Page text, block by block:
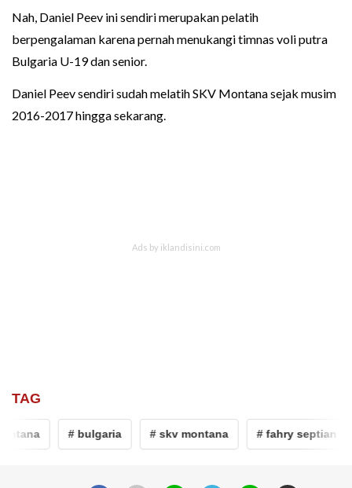
Nah, Daniel Peev ini sendiri merupakan pelatih
berpengalaman karena pernah menukangi timnas voli putra
Bulgaria U-19 dan senior.
Daniel Peev sendiri sudah melatih SKV Montana sejak musim
2016-2017 hingga sekarang.
TAG
# bulgaria # skv montana # fahry septian